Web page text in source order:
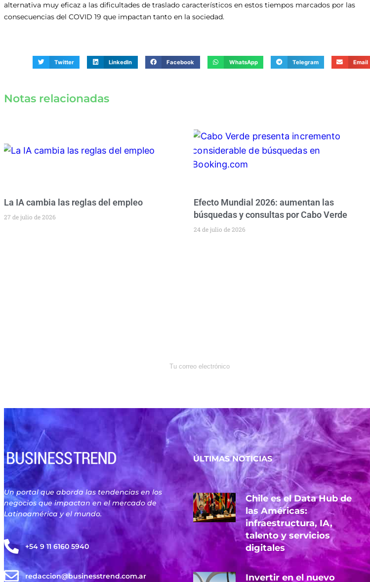
alternativa muy eficaz a las dificultades de traslado característicos en estos tiempos marcados por las
consecuencias del COVID 19 que impactan tanto en la sociedad.
Twitter LinkedIn Facebook WhatsApp Telegram Email
Notas relacionadas
La IA cambia las reglas del empleo
27 de julio de 2026
Efecto Mundial 2026: aumentan las
búsquedas y consultas por Cabo Verde
24 de julio de 2026
Un portal que aborda las tendencias en los
negocios que impactan en el mercado de
Latinoamérica y el mundo.
+54 9 11 6160 5940
redaccion@businesstrend.com.ar
ÚLTIMAS NOTICIAS
Chile es el Data Hub de
las Américas:
infraestructura, IA,
talento y servicios
digitales
Invertir en el nuevo